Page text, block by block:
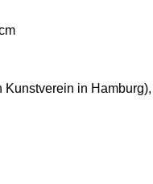
Kunstverein in Hamburg),